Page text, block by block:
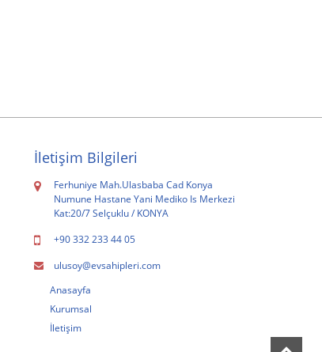
İletişim Bilgileri
Ferhuniye Mah.Ulasbaba Cad Konya
Numune Hastane Yani Mediko Is Merkezi
Kat:20/7 Selçuklu / KONYA
+90 332 233 44 05
ulusoy@evsahipleri.com
Anasayfa
Kurumsal
İletişim